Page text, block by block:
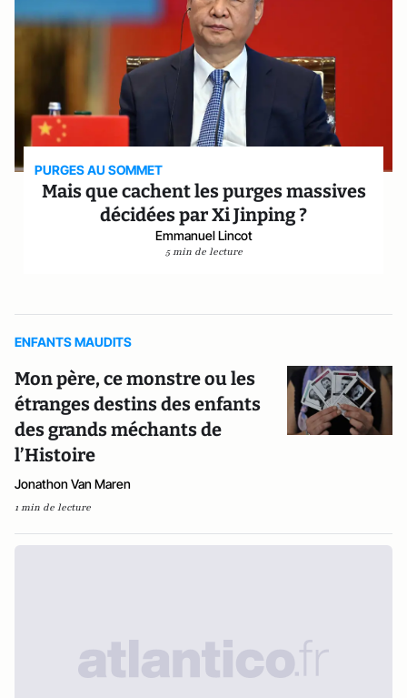
PURGES AU SOMMET
Mais que cachent les purges massives
décidées par Xi Jinping ?
Emmanuel Lincot
5 min de lecture
ENFANTS MAUDITS
Mon père, ce monstre ou les
étranges destins des enfants
des grands méchants de
l’Histoire
Jonathon Van Maren
1 min de lecture